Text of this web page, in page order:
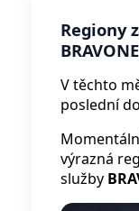
Regiony
V těchto
poslední
výrazná
služby